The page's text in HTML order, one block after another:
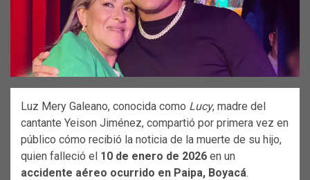
Luz Mery Galeano, conocida como Lucy, madre del
cantante Yeison Jiménez, compartió por primera vez en
público cómo recibió la noticia de la muerte de su hijo,
quien falleció el 10 de enero de 2026 en un
accidente aéreo ocurrido en Paipa, Boyacá.